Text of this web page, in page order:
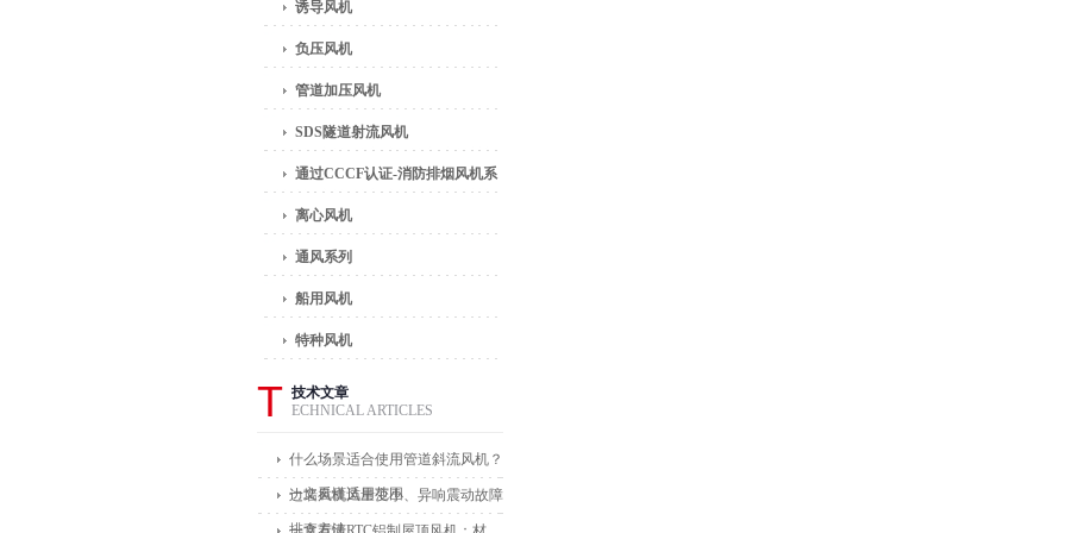
诱导风机
负压风机
管道加压风机
SDS隧道射流风机
通过CCCF认证-消防排烟风机系
列
离心风机
通风系列
船用风机
特种风机
T 技术文章
ECHNICAL ARTICLES
什么场景适合使用管道斜流风机？
一文看懂适用范围
边墙风机风量变小、异响震动故障
排查方法